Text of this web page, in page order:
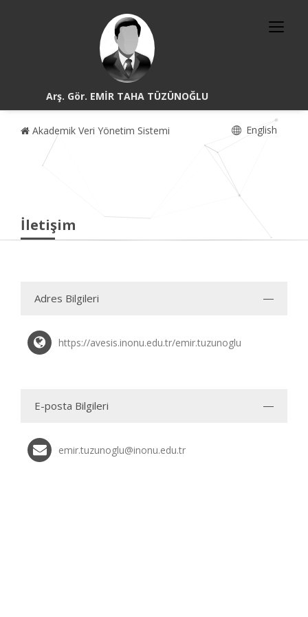
Arş. Gör. EMİR TAHA TÜZÜNOĞLU
Akademik Veri Yönetim Sistemi English
İletişim
Adres Bilgileri
https://avesis.inonu.edu.tr/emir.tuzunoglu
E-posta Bilgileri
emir.tuzunoglu@inonu.edu.tr